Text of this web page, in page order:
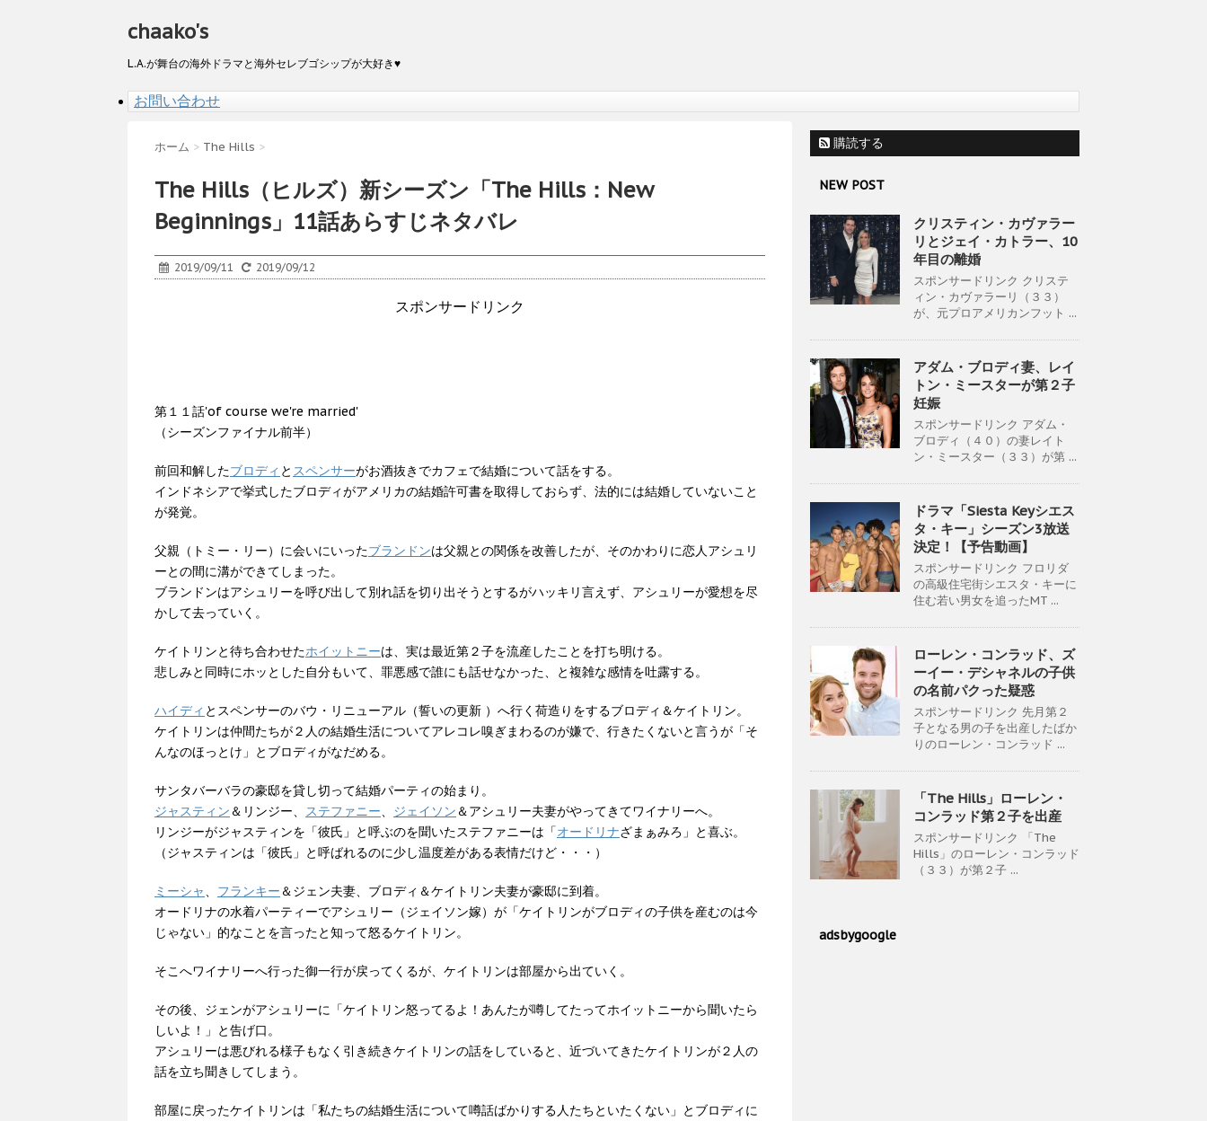
chaako's
L.A.が舞台の海外ドラマと海外セレブゴシップが大好き♥
お問い合わせ
ホーム > The Hills >
The Hills（ヒルズ）新シーズン「The Hills：New
Beginnings」11話あらすじネタバレ
2019/09/11 2019/09/12
スポンサードリンク
第１１話'of course we're married'
（シーズンファイナル前半）
前回和解したブロディ と スペンサーがお酒抜きでカフェで結婚について話をする。
インドネシアで挙式したブロディがアメリカの結婚許可書を取得しておらず、法的には結婚していないこと
が発覚。
父親（トミー・リー）に会いにいったブランドンは父親との関係を改善したが、そのかわりに恋人アシュリ
ーとの間に溝ができてしまった。
ブランドンはアシュリーを呼び出して別れ話を切り出そうとするがハッキリ言えず、アシュリーが愛想を尽
かして去っていく。
ケイトリンと待ち合わせたホイットニーは、実は最近第２子を流産したことを打ち明ける。
悲しみと同時にホッとした自分もいて、罪悪感で誰にも話せなかった、と複雑な感情を吐露する。
ハイディ とスペンサーのバウ・リニューアル（誓いの更新 ）へ行く荷造りをするブロディ＆ケイトリン。
ケイトリンは仲間たちが２人の結婚生活についてアレコレ嗅ぎまわるのが嫌で、行きたくないと言うが「そ
んなのほっとけ」とブロディがなだめる。
サンタバーバラの豪邸を貸し切って結婚パーティの始まり。
ジャスティン ＆リンジー、 ステファニー、 ジェイソン ＆アシュリー夫妻がやってきてワイナリーへ。
リンジーがジャスティンを「彼氏」と呼ぶのを聞いたステファニーは「オードリナざまぁみろ」と喜ぶ。
（ジャスティンは「彼氏」と呼ばれるのに少し温度差がある表情だけど・・・）
ミーシャ、 フランキー ＆ジェン夫妻、ブロディ＆ケイトリン夫妻が豪邸に到着。
オードリナの水着パーティーでアシュリー（ジェイソン嫁）が「ケイトリンがブロディの子供を産むのは今
じゃない」的なことを言ったと知って怒るケイトリン。
そこへワイナリーへ行った御一行が戻ってくるが、ケイトリンは部屋から出ていく。
その後、ジェンがアシュリーに「ケイトリン怒ってるよ！あんたが噂してたってホイットニーから聞いたら
しいよ！」と告げ口。
アシュリーは悪びれる様子もなく引き続きケイトリンの話をしていると、近づいてきたケイトリンが２人の
話を立ち聞きしてしまう。
部屋に戻ったケイトリンは「私たちの結婚生活について噂話ばかりする人たちといたくない」とブロディに
購読する
NEW POST
クリスティン・カヴァラー
リとジェイ・カトラー、10
年目の離婚
スポンサードリンク クリステ
ィン・カヴァラーリ（３３）
が、元プロアメリカンフット ...
アダム・ブロディ妻、レイ
トン・ミースターが第２子
妊娠
スポンサードリンク アダム・
ブロディ（４０）の妻レイト
ン・ミースター（３３）が第 ...
ドラマ「Siesta Keyシエス
タ・キー」シーズン3放送
決定！【予告動画】
スポンサードリンク フロリダ
の高級住宅街シエスタ・キーに
住む若い男女を追ったMT ...
ローレン・コンラッド、ズ
ーイー・デシャネルの子供
の名前パクった疑惑
スポンサードリンク 先月第２
子となる男の子を出産したばか
りのローレン・コンラッド ...
「The Hills」ローレン・
コンラッド第２子を出産
スポンサードリンク 「The
Hills」のローレン・コンラッド
（３３）が第２子 ...
adsbygoogle